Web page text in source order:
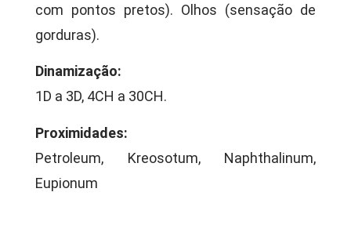
com pontos pretos). Olhos (sensação de
gorduras).
Dinamização:
1D a 3D, 4CH a 30CH.
Proximidades:
Petroleum, Kreosotum, Naphthalinum,
Eupionum